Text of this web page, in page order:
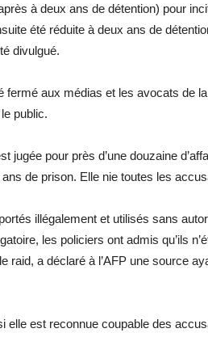
à deux ans de détention) pour
été réduite à deux ans de
divulgué.
aux médias et les avocats de
public.
jugée pour près d’une douzaine
de prison. Elle nie toutes les
illégalement et utilisés sans
les policiers ont admis qu’ils
raid, a déclaré à l’AFP une source
elle est reconnue coupable des